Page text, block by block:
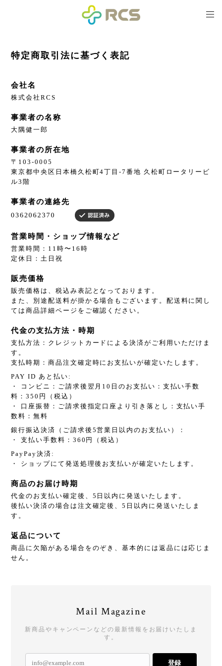
特定商取引法に基づく表記
会社名
株式会社RCS
事業者の名称
大隅健一郎
事業者の所在地
〒103-0005
東京都中央区日本橋久松町4丁目-7番地 久松町ロータリービ
ル3階
事業者の連絡先
営業時間・ショップ情報など
営業時間：11時〜16時
定休日：土日祝
販売価格
販売価格は、税込み表記となっております。
また、別途配送料が掛かる場合もございます。配送料に関し
ては商品詳細ページをご確認ください。
代金の支払方法・時期
支払方法：クレジットカードによる決済がご利用いただけま
す。
支払時期：商品注文確定時にお支払いが確定いたします。
PAY ID あと払い:
・ コンビニ：ご請求後翌月10日のお支払い：支払い手数
料：350円（税込）
・ 口座振替：ご請求後指定口座より引き落とし：支払い手
数料：無料
銀行振込決済（ご請求後5営業日以内のお支払い）：
・ 支払い手数料：360円（税込）
PayPay決済:
・ ショップにて発送処理後お支払いが確定いたします。
商品のお届け時期
代金のお支払い確定後、5日以内に発送いたします。
後払い決済の場合は注文確定後、5日以内に発送いたしま
す。
返品について
商品に欠陥がある場合をのぞき、基本的には返品には応じま
せん。
Mail Magazine
新商品やキャンペーンなどの最新情報をお届けいたしま
す。
登録